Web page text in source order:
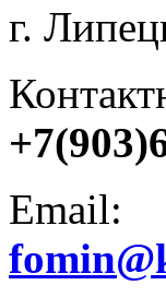
г.
Email: